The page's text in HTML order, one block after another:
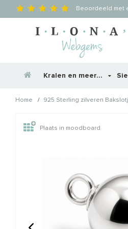
Beoordeeld met
Kralen en meer...
Home / 925 Sterling zilveren
Wellicht zijn
Plaats in moodboard